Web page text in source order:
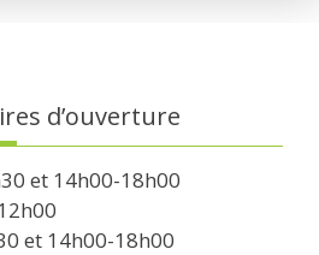
d’ouverture
et 14h00-18h00
et 14h00-18h00